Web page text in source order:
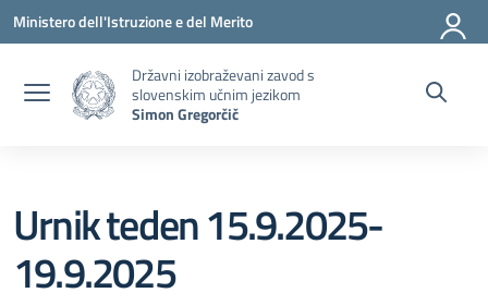
Pojdi na vsebino
Pojdite v meni
Pojdi na nogo
Ministero dell'Istruzione e del Merito
Državni izobraževani zavod s
slovenskim učnim jezikom
Simon Gregorčič
Urnik teden 15.9.2025-
19.9.2025